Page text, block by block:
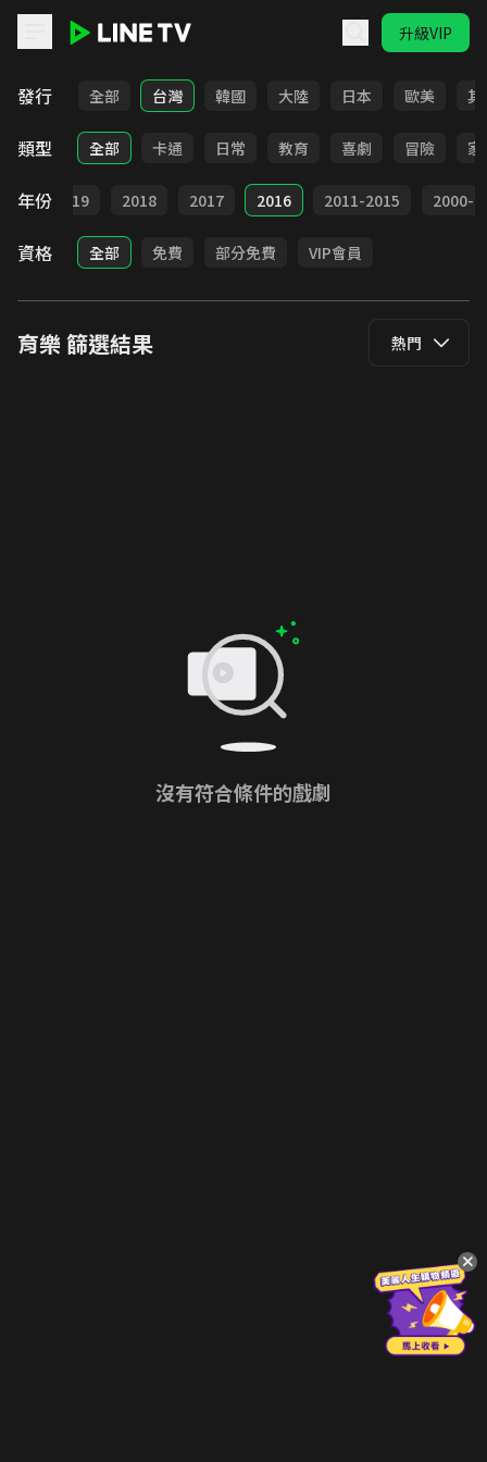
升級VIP
發行 全部 台灣 韓國 大陸 日本 歐美 其
類型 全部 卡通 日常 教育 喜劇 冒險 家
年份 2019 2018 2017 2016 2011-2015 2000-
資格 全部 免費 部分免費 VIP會員
育樂篩選結果 熱門
沒有符合條件的戲劇